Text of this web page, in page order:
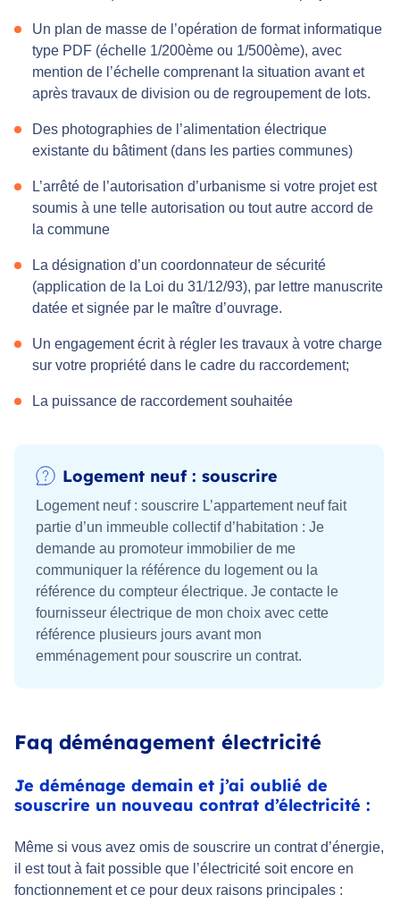
Un plan de masse de l’opération de format informatique
type PDF (échelle 1/200ème ou 1/500ème), avec
mention de l’échelle comprenant la situation avant et
après travaux de division ou de regroupement de lots.
Des photographies de l’alimentation électrique
existante du bâtiment (dans les parties communes)
L’arrêté de l’autorisation d’urbanisme si votre projet est
soumis à une telle autorisation ou tout autre accord de
la commune
La désignation d’un coordonnateur de sécurité
(application de la Loi du 31/12/93), par lettre manuscrite
datée et signée par le maître d’ouvrage.
Un engagement écrit à régler les travaux à votre charge
sur votre propriété dans le cadre du raccordement;
La puissance de raccordement souhaitée
Logement neuf : souscrire
Logement neuf : souscrire L’appartement neuf fait
partie d’un immeuble collectif d’habitation : Je
demande au promoteur immobilier de me
communiquer la référence du logement ou la
référence du compteur électrique. Je contacte le
fournisseur électrique de mon choix avec cette
référence plusieurs jours avant mon
emménagement pour souscrire un contrat.
Faq déménagement électricité
Je déménage demain et j’ai oublié de
souscrire un nouveau contrat d’électricité :
Même si vous avez omis de souscrire un contrat d’énergie,
il est tout à fait possible que l’électricité soit encore en
fonctionnement et ce pour deux raisons principales :